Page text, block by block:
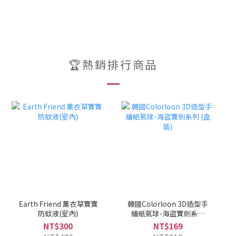
🏆熱銷排行商品
Earth Friend 薰衣草寶寶
防蚊液(室內)
NT$300
韓國Colorloon 3D造型手
繪紙氣球-海盜寶劍系列
(盒裝)
NT$169